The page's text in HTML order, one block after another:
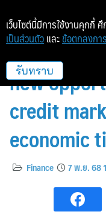
KKP and
new
credit
economic
Finance 7 พ.ย. 68
เว็บไซต์นี้มีการใช้งานคุกกี้
เป็นส่วนตัว และ ข้อตกลงกา
รับทราบ